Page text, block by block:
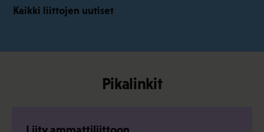
Kaikki liittojen uutiset
Pikalinkit